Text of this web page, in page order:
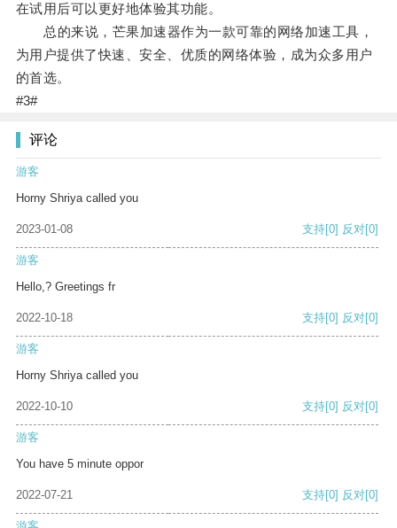
在试用后可以更好地体验其功能。
总的来说，芒果加速器作为一款可靠的网络加速工具，
为用户提供了快速、安全、优质的网络体验，成为众多用户
的首选。
#3#
评论
游客
Horny Shriya called you
2023-01-08 支持[0] 反对[0]
游客
Hello,? Greetings fr
2022-10-18 支持[0] 反对[0]
游客
Horny Shriya called you
2022-10-10 支持[0] 反对[0]
游客
You have 5 minute oppor
2022-07-21 支持[0] 反对[0]